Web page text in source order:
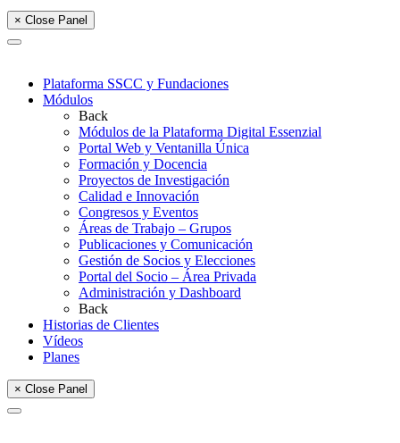
× Close Panel
Plataforma SSCC y Fundaciones
Módulos
Back
Módulos de la Plataforma Digital Essenzial
Portal Web y Ventanilla Única
Formación y Docencia
Proyectos de Investigación
Calidad e Innovación
Congresos y Eventos
Áreas de Trabajo – Grupos
Publicaciones y Comunicación
Gestión de Socios y Elecciones
Portal del Socio – Área Privada
Administración y Dashboard
Back
Historias de Clientes
Vídeos
Planes
× Close Panel